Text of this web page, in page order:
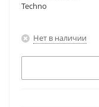
Techno
Нет в наличии